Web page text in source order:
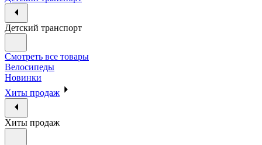
Детский транспорт
Смотреть все товары
Велосипеды
Новинки
Хиты продаж
Хиты продаж